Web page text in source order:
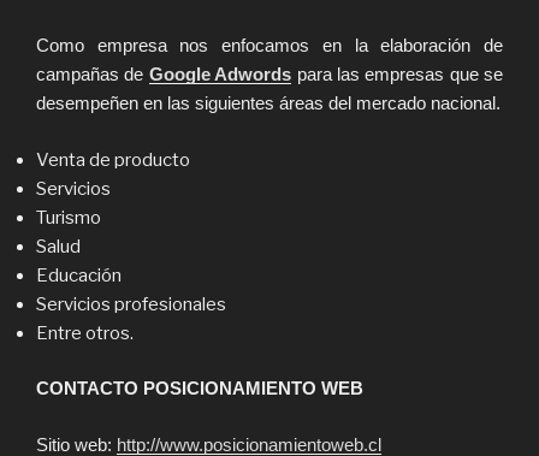
Como empresa nos enfocamos en la elaboración de
campañas de Google Adwords para las empresas que se
desempeñen en las siguientes áreas del mercado nacional.
Venta de producto
Servicios
Turismo
Salud
Educación
Servicios profesionales
Entre otros.
CONTACTO POSICIONAMIENTO WEB
Sitio web: http://www.posicionamientoweb.cl